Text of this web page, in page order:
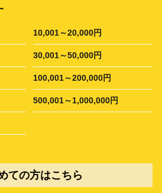
10,001～20,000円
30,001～50,000円
100,001～200,000円
500,001～1,000,000円
ての方はこちら